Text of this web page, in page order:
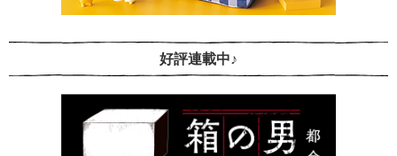
好評連載中♪